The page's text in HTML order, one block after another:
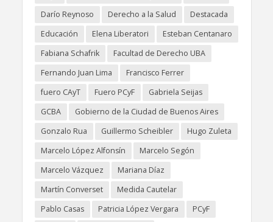
Darío Reynoso
Derecho a la Salud
Destacada
Educación
Elena Liberatori
Esteban Centanaro
Fabiana Schafrik
Facultad de Derecho UBA
Fernando Juan Lima
Francisco Ferrer
fuero CAyT
Fuero PCyF
Gabriela Seijas
GCBA
Gobierno de la Ciudad de Buenos Aires
Gonzalo Rua
Guillermo Scheibler
Hugo Zuleta
Marcelo López Alfonsín
Marcelo Segón
Marcelo Vázquez
Mariana Díaz
Martín Converset
Medida Cautelar
Pablo Casas
Patricia López Vergara
PCyF